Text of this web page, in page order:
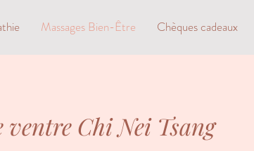
Massages Bien-Être Chèques cadeaux
ventre Chi Nei Tsang